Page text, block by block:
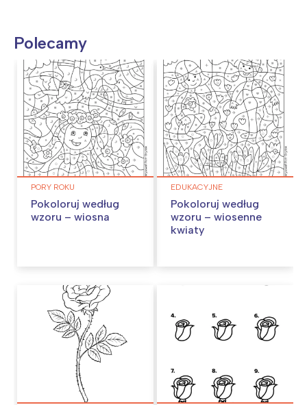
Polecamy
PORY ROKU
Pokoloruj według
wzoru – wiosna
EDUKACYJNE
Pokoloruj według
wzoru – wiosenne
kwiaty